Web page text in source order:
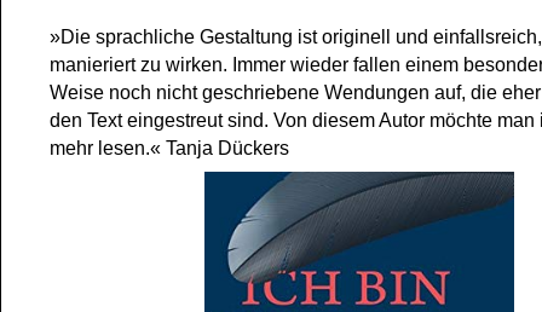
»Die sprachliche Gestaltung ist originell und
manieriert zu wirken. Immer wieder fallen einem
Weise noch nicht geschriebene Wendungen auf, die
den Text eingestreut sind. Von diesem Autor möchte man
mehr lesen.« Tanja Dückers